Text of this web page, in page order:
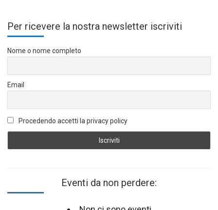
Per ricevere la nostra newsletter iscriviti
Nome o nome completo
Email
Procedendo accetti la privacy policy
Eventi da non perdere: